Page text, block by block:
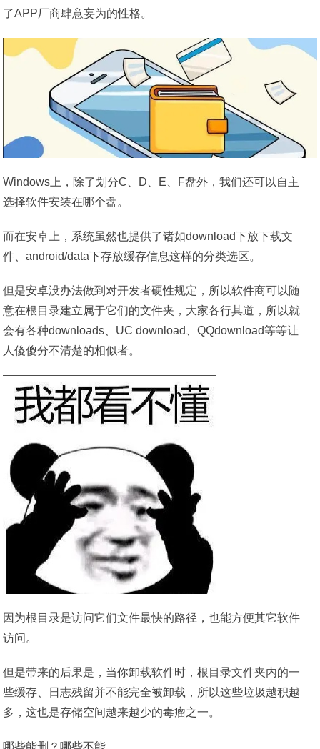
了APP厂商肆意妄为的性格。
Windows上，除了划分C、D、E、F盘外，我们还可以自主
选择软件安装在哪个盘。
而在安卓上，系统虽然也提供了诸如download下放下载文
件、android/data下存放缓存信息这样的分类选区。
但是安卓没办法做到对开发者硬性规定，所以软件商可以随
意在根目录建立属于它们的文件夹，大家各行其道，所以就
会有各种downloads、UC download、QQdownload等等让
人傻傻分不清楚的相似者。
因为根目录是访问它们文件最快的路径，也能方便其它软件
访问。
但是带来的后果是，当你卸载软件时，根目录文件夹内的一
些缓存、日志残留并不能完全被卸载，所以这些垃圾越积越
多，这也是存储空间越来越少的毒瘤之一。
哪些能删？哪些不能